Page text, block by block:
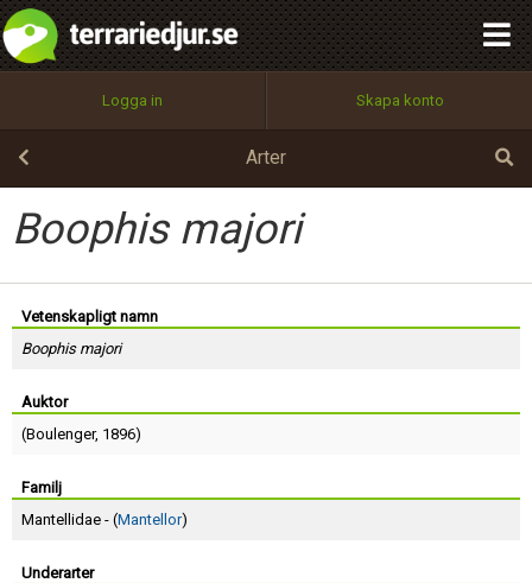
Logga in Skapa konto
Arter
Boophis majori
Vetenskapligt namn
Boophis majori
Auktor
(Boulenger, 1896)
Familj
Mantellidae - (Mantellor)
Underarter
Utför
100%
OK
integritetspolicy
Namn:
Epost:
Användarnamn:
Lösenord:
Terms of Service
Begär nytt lösenord
Tillbaka till förstasidan